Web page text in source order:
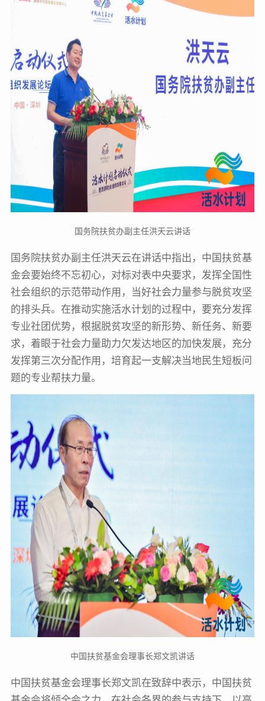
国务院扶贫办副主任洪天云讲话
国务院扶贫办副主任洪天云在讲话中指出，中国扶贫基
金会要始终不忘初心，对标对表中央要求，发挥全国性
社会组织的示范带动作用，当好社会力量参与脱贫攻坚
的排头兵。在推动实施活水计划的过程中，要充分发挥
专业社团优势，根据脱贫攻坚的新形势、新任务、新要
求，着眼于社会力量助力欠发达地区的加快发展，充分
发挥第三次分配作用，培育起一支解决当地民生短板问
题的专业帮扶力量。
中国扶贫基金会理事长郑文凯讲话
中国扶贫基金会理事长郑文凯在致辞中表示，中国扶贫